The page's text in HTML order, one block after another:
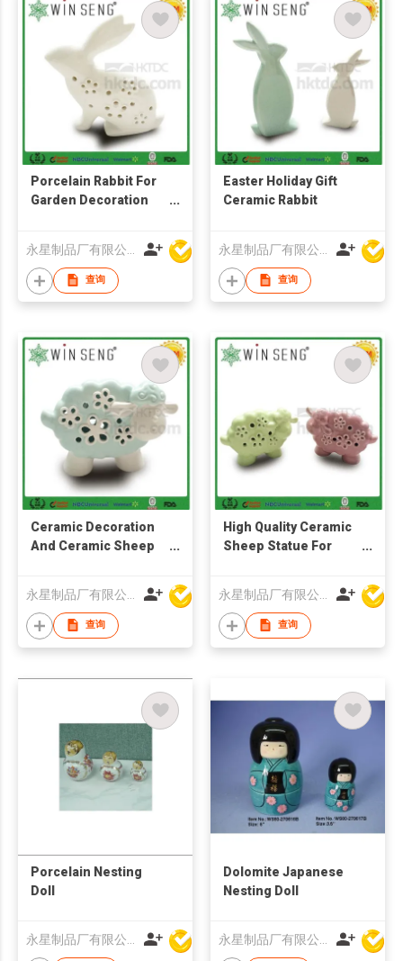
Porcelain Rabbit For
Garden Decoration
查询
Easter Holiday Gift
Ceramic Rabbit
查询
Ceramic Decoration
And Ceramic Sheep
查询
High Quality Ceramic
Sheep Statue For
查询
Porcelain Nesting
Doll
Dolomite Japanese
Nesting Doll